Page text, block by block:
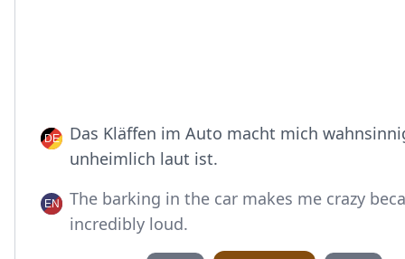
Das Kläffen im Auto macht mich
unheimlich laut ist.
The barking in the car makes me crazy
incredibly loud.